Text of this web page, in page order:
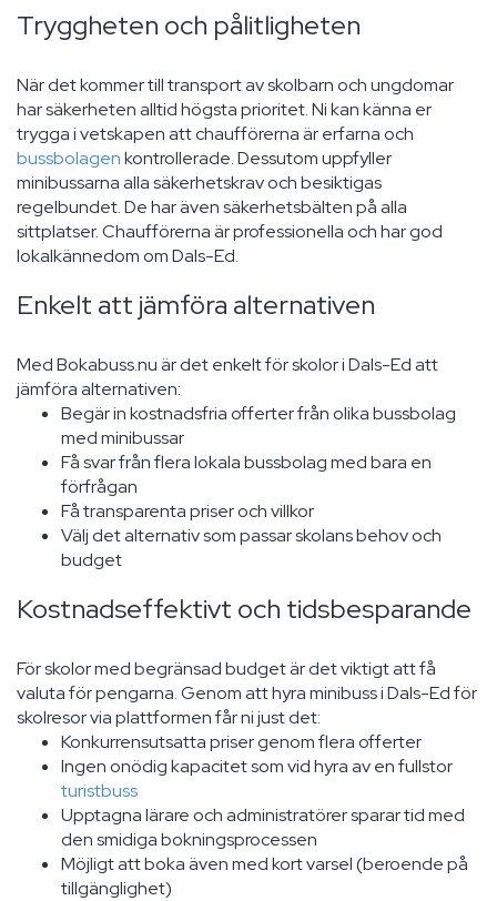
Tryggheten och pålitligheten
När det kommer till transport av skolbarn och ungdomar
har säkerheten alltid högsta prioritet. Ni kan känna er
trygga i vetskapen att chaufförerna är erfarna och
bussbolagenkontrollerade. Dessutom uppfyller
minibussarna alla säkerhetskrav och besiktigas
regelbundet. De har även säkerhetsbälten på alla
sittplatser. Chaufförerna är professionella och har god
lokalkännedom om Dals-Ed.
Enkelt att jämföra alternativen
Med Bokabuss.nu är det enkelt för skolor i Dals-Ed att
jämföra alternativen:
Begär in kostnadsfria offerter från olika bussbolag
med minibussar
Få svar från flera lokala bussbolag med bara en
förfrågan
Få transparenta priser och villkor
Välj det alternativ som passar skolans behov och
budget
Kostnadseffektivt och tidsbesparande
För skolor med begränsad budget är det viktigt att få
valuta för pengarna. Genom att hyra minibuss i Dals-Ed för
skolresor via plattformen får ni just det:
Konkurrensutsatta priser genom flera offerter
Ingen onödig kapacitet som vid hyra av en fullstor
turistbuss
Upptagna lärare och administratörer sparar tid med
den smidiga bokningsprocessen
Möjligt att boka även med kort varsel (beroende på
tillgänglighet)